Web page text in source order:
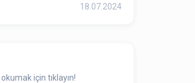
18.07.2024
için tıklayın!